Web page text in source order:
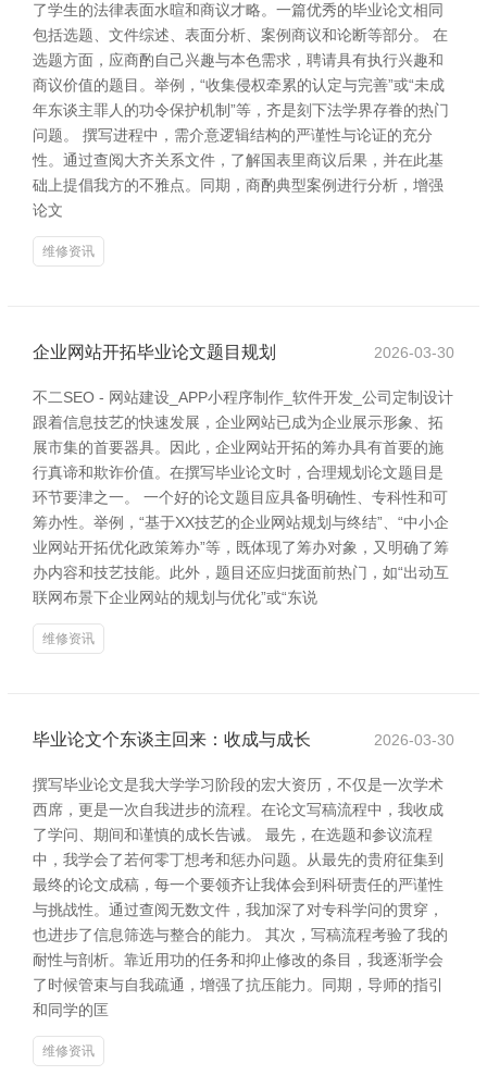
了学生的法律表面水暄和商议才略。一篇优秀的毕业论文相同
包括选题、文件综述、表面分析、案例商议和论断等部分。 在
选题方面，应商酌自己兴趣与本色需求，聘请具有执行兴趣和
商议价值的题目。举例，“收集侵权牵累的认定与完善”或“未成
年东谈主罪人的功令保护机制”等，齐是刻下法学界存眷的热门
问题。 撰写进程中，需介意逻辑结构的严谨性与论证的充分
性。通过查阅大齐关系文件，了解国表里商议后果，并在此基
础上提倡我方的不雅点。同期，商酌典型案例进行分析，增强
论文
维修资讯
企业网站开拓毕业论文题目规划 2026-03-30
不二SEO - 网站建设_APP小程序制作_软件开发_公司定制设计
跟着信息技艺的快速发展，企业网站已成为企业展示形象、拓
展市集的首要器具。因此，企业网站开拓的筹办具有首要的施
行真谛和欺诈价值。在撰写毕业论文时，合理规划论文题目是
环节要津之一。 一个好的论文题目应具备明确性、专科性和可
筹办性。举例，“基于XX技艺的企业网站规划与终结”、“中小企
业网站开拓优化政策筹办”等，既体现了筹办对象，又明确了筹
办内容和技艺技能。此外，题目还应归拢面前热门，如“出动互
联网布景下企业网站的规划与优化”或“东说
维修资讯
毕业论文个东谈主回来：收成与成长 2026-03-30
撰写毕业论文是我大学学习阶段的宏大资历，不仅是一次学术
西席，更是一次自我进步的流程。在论文写稿流程中，我收成
了学问、期间和谨慎的成长告诫。 最先，在选题和参议流程
中，我学会了若何零丁想考和惩办问题。从最先的贵府征集到
最终的论文成稿，每一个要领齐让我体会到科研责任的严谨性
与挑战性。通过查阅无数文件，我加深了对专科学问的贯穿，
也进步了信息筛选与整合的能力。 其次，写稿流程考验了我的
耐性与剖析。靠近用功的任务和抑止修改的条目，我逐渐学会
了时候管束与自我疏通，增强了抗压能力。同期，导师的指引
和同学的匡
维修资讯